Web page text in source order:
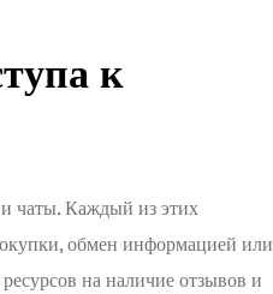
к
чаты. Каждый из этих
обмен информацией или
на наличие отзывов и